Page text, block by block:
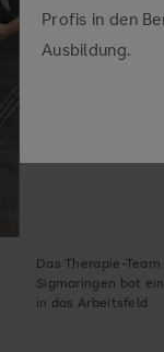
Profis in den
Ausbildung.
Das Therapie-
Sigmaringen bot
in das Arbeitsfeld